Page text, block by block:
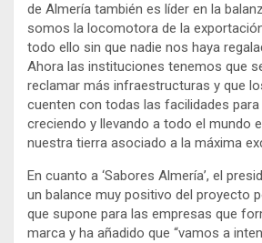
de Almería también es líder en la
somos la locomotora de la
todo ello sin que nadie nos haya
Ahora las instituciones tenemos que
reclamar más infraestructuras y que
cuenten con todas las facilidades para
creciendo y llevando a todo el mundo
nuestra tierra asociado a la máxima
En cuanto a ‘Sabores Almería’, el
un balance muy positivo del proyecto
que supone para las empresas que
marca y ha añadido que “vamos a